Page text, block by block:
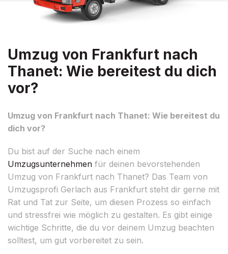
Umzug von Frankfurt nach
Thanet: Wie bereitest du dich
vor?
Umzug von Frankfurt nach Thanet: Wie bereitest du
dich vor?
Du bist auf der Suche nach einem
Umzugsunternehmen für deinen bevorstehenden
Umzug von Frankfurt nach Thanet? Das Team von
Umzugsprofi Gerlach aus Frankfurt steht dir gerne mit
Rat und Tat zur Seite, um diesen Prozess so einfach
und stressfrei wie möglich zu gestalten. Es gibt einige
wichtige Schritte, die du vor deinem Umzug beachten
solltest, um gut vorbereitet zu sein.